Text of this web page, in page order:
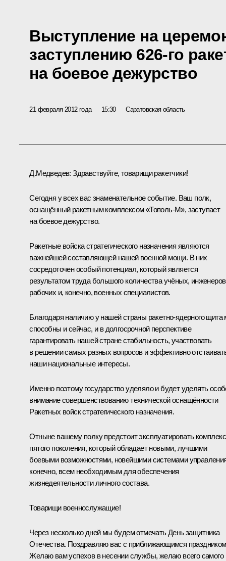
Выступление на
заступлению 626-го
на боевое дежурство
21 февраля 2012 года 15:30 Саратовская область
Д.Медведев: Здравствуйте, товарищи ракетчики!
Сегодня у всех вас знаменательное событие. Ваш полк,
оснащённый ракетным комплексом «Тополь-М», заступает
на боевое дежурство.
Ракетные войска стратегического назначения являются
важнейшей составляющей нашей военной мощи. В них
сосредоточен особый потенциал, который является
результатом труда большого количества учёных,
рабочих и, конечно, военных специалистов.
Благодаря наличию у нашей страны ракетно-ядерного
способны и сейчас, и в долгосрочной перспективе
гарантировать нашей стране стабильность, участвовать
в решении самых разных вопросов и эффективно
наши национальные интересы.
Именно поэтому государство уделяло и будет уделять
внимание совершенствованию технической оснащённости
Ракетных войск стратегического назначения.
Отныне вашему полку предстоит эксплуатировать комплекс
пятого поколения, который обладает новыми, лучшими
боевыми возможностями, новейшими системами
конечно, всем необходимым для обеспечения
жизнедеятельности личного состава.
Товарищи военнослужащие!
Через несколько дней мы будем отмечать День защитника
Отечества. Поздравляю вас с приближающимся
Желаю вам успехов в несении службы, желаю всего самого